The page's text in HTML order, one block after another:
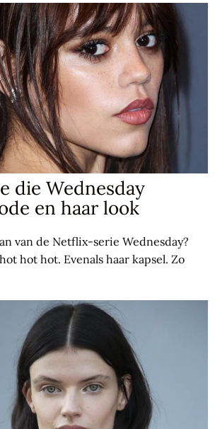
die Wednesday
en haar look
van de Netflix-serie Wednesday?
hot hot. Evenals haar kapsel. Zo